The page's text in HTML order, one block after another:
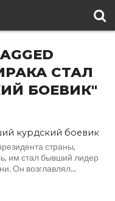
СТАЛ
БОЕВИК"
курдский боевик
страны,
им стал бывший лидер
Он возглавлял...